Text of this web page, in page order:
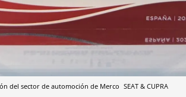
del sector de automoción de Merco SEAT & CUPRA